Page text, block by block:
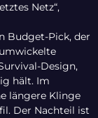
Netz“,
Budget-Pick, der
Design,
hält. Im
längere Klinge
Der Nachteil ist